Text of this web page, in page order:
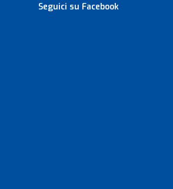
Seguici su Facebook